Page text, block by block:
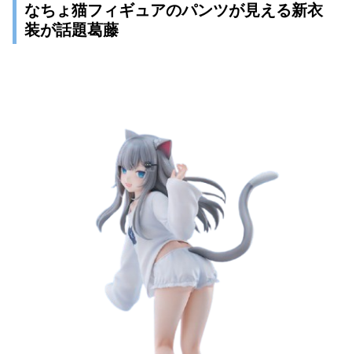
なちょ猫フィギュアのパンツが見える新衣
装が話題葛藤